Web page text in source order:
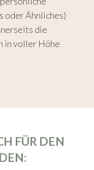
oder Ähnliches)
die
in voller Höhe
FÜR DEN